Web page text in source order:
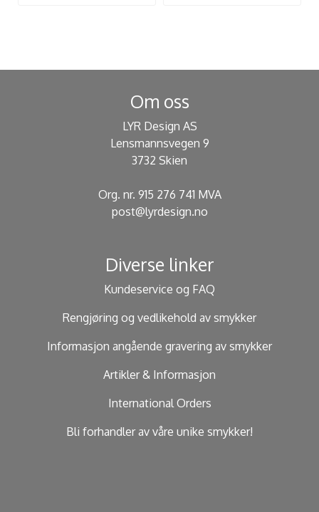
Om oss
LYR Design AS
Lensmannsvegen 9
3732 Skien
Org. nr. 915 276 741 MVA
post@lyrdesign.no
Diverse linker
Kundeservice og FAQ
Rengjøring og vedlikehold av smykker
Informasjon angående gravering av smykker
Artikler & Informasjon
International Orders
Bli forhandler av våre unike smykker!